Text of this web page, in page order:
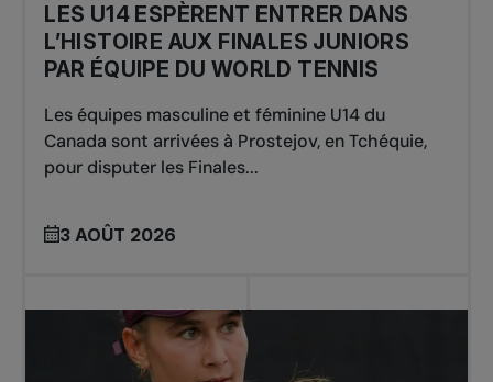
LES U14 ESPÈRENT ENTRER DANS
L’HISTOIRE AUX FINALES JUNIORS
PAR ÉQUIPE DU WORLD TENNIS
Les équipes masculine et féminine U14 du
Canada sont arrivées à Prostejov, en Tchéquie,
pour disputer les Finales...
3 AOÛT 2026